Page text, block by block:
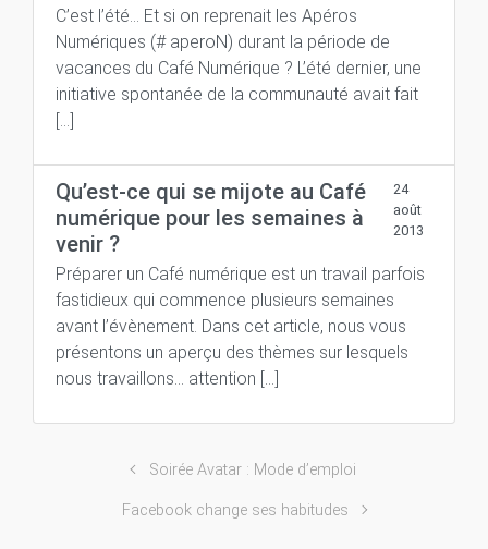
C’est l’été… Et si on reprenait les Apéros
Numériques (# aperoN) durant la période de
vacances du Café Numérique ? L’été dernier, une
initiative spontanée de la communauté avait fait
[…]
Qu’est-ce qui se mijote au Café
numérique pour les semaines à
venir ?
24
août
2013
Préparer un Café numérique est un travail parfois
fastidieux qui commence plusieurs semaines
avant l’évènement. Dans cet article, nous vous
présentons un aperçu des thèmes sur lesquels
nous travaillons… attention […]
Soirée Avatar : Mode d’emploi
Facebook change ses habitudes